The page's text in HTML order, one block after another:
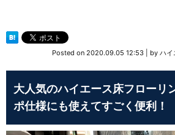
Posted on 2020.09.05 12:53 by ハイ
大人気のハイエース床フローリ
ポ仕様にも使えてすごく便利！